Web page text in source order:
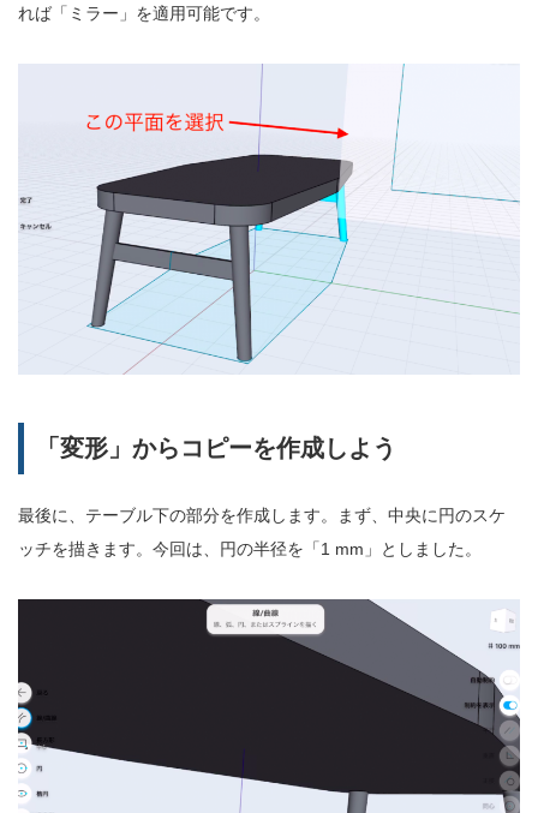
れば「ミラー」を適用可能です。
「変形」からコピーを作成しよう
最後に、テーブル下の部分を作成します。まず、中央に円のスケ
ッチを描きます。今回は、円の半径を「1 mm」としました。